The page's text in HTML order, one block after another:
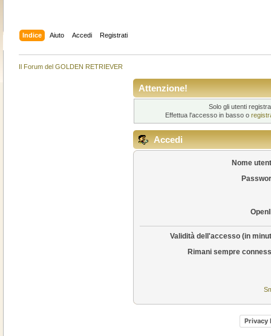
Indice Aiuto Accedi Registrati
Il Forum del GOLDEN RETRIEVER
Attenzione!
Solo gli utenti
Effettua l'accesso in basso o
Accedi
Nome
Validità dell'accesso (in
Rimani sempre
Privacy